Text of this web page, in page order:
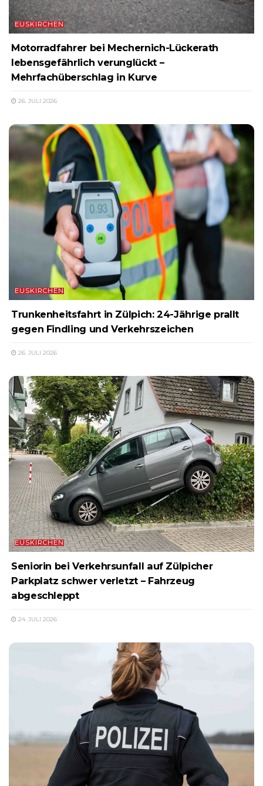
EUSKIRCHEN
Motorradfahrer bei Mechernich-Lückerath
lebensgefährlich verunglückt –
Mehrfachüberschlag in Kurve
26. JULI 2026
EUSKIRCHEN
Trunkenheitsfahrt in Zülpich: 24-Jährige prallt
gegen Findling und Verkehrszeichen
26. JULI 2026
EUSKIRCHEN
Seniorin bei Verkehrsunfall auf Zülpicher
Parkplatz schwer verletzt – Fahrzeug
abgeschleppt
24. JULI 2026